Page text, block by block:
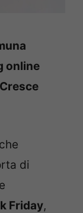
online
di
Friday,